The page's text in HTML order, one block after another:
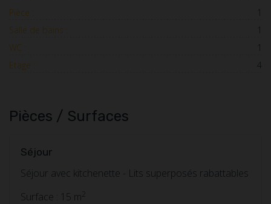
Pièce :
1
Salle de bains :
1
WC :
1
Etage :
4
Pièces / Surfaces
Séjour
Séjour avec kitchenette - Lits superposés rabattables
Surface : 15 m2